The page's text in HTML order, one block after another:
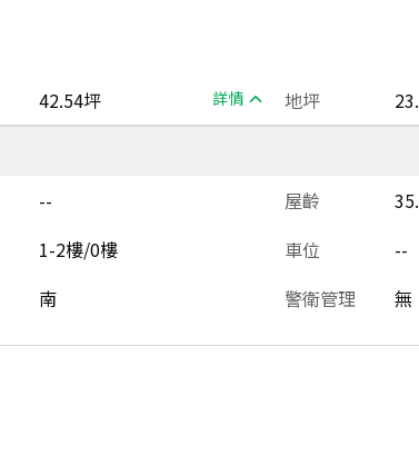
42.54坪 詳情 地坪
-- 屋齡
1-2樓/0樓 車位
--
南 警衛管理 無